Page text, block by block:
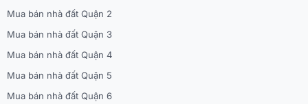
Mua bán nhà đất Quận 2
Mua bán nhà đất Quận 3
Mua bán nhà đất Quận 4
Mua bán nhà đất Quận 5
Mua bán nhà đất Quận 6